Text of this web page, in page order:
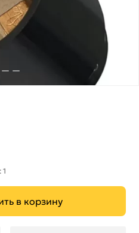
1
в корзину